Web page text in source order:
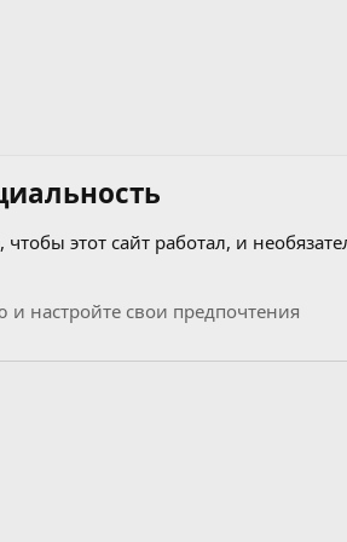
, чтобы этот сайт работал, и
настройте свои предпочтения